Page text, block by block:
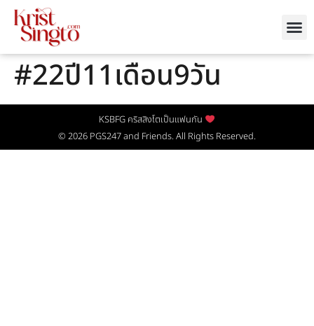
#22ปี11เดือน9วัน
KSBFG คริสสิงโตเป็นแฟนกัน
© 2026 PGS247and Friends. All Rights Reserved.